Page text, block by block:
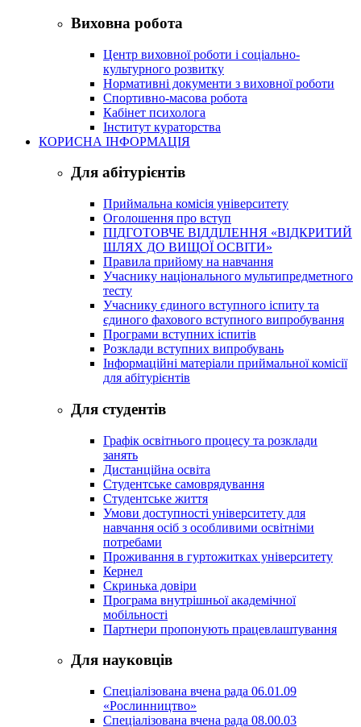
Виховна робота
Центр виховної роботи і соціально-
культурного розвитку
Нормативні документи з виховної роботи
Спортивно-масова робота
Кабінет психолога
Інститут кураторства
КОРИСНА ІНФОРМАЦІЯ
Для абітурієнтів
Приймальна комісія університету
Оголошення про вступ
ПІДГОТОВЧЕ ВІДДІЛЕННЯ «ВІДКРИТИЙ
ШЛЯХ ДО ВИЩОЇ ОСВІТИ»
Правила прийому на навчання
Учаснику національного мультипредметного
тесту
Учаснику єдиного вступного іспиту та
єдиного фахового вступного випробування
Програми вступних іспитів
Розклади вступних випробувань
Інформаційні матеріали приймальної комісії
для абітурієнтів
Для студентів
Графік освітнього процесу та розклади
занять
Дистанційна освіта
Студентське самоврядування
Студентське життя
Умови доступності університету для
навчання осіб з особливими освітніми
потребами
Проживання в гуртожитках університету
Кернел
Скринька довіри
Програма внутрішньої академічної
мобільності
Партнери пропонують працевлаштування
Для науковців
Спеціалізована вчена рада 06.01.09
«Рослинництво»
Спеціалізована вчена рада 08.00.03